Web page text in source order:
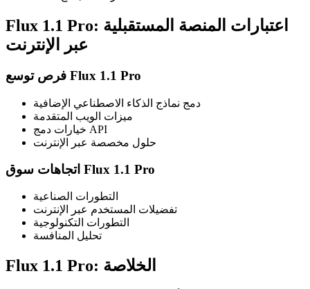
Flux 1.1 Pro: اعتبارات المنصة المستقبلية
عبر الإنترنت
فرص توسع Flux 1.1 Pro
دمج نماذج الذكاء الاصطناعي الإضافية
ميزات الويب المتقدمة
خيارات دمج API
حلول مخصصة عبر الإنترنت
اتجاهات سوق Flux 1.1 Pro
التطورات الصناعية
تفضيلات المستخدم عبر الإنترنت
التطورات التكنولوجية
تحليل المنافسة
Flux 1.1 Pro: الخلاصة